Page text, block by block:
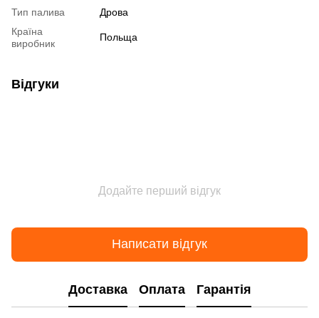
Тип палива
Дрова
Країна
виробник
Польща
Відгуки
Додайте перший відгук
Написати відгук
Доставка Оплата Гарантія